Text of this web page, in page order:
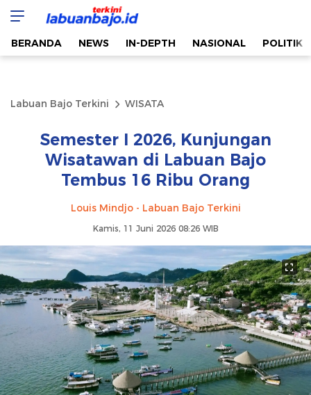
Labuan Bajo Terkini
Aktual & Berimbang
BERANDA NEWS IN-DEPTH NASIONAL POLITIK
Labuan Bajo Terkini WISATA
Semester I 2026, Kunjungan
Wisatawan di Labuan Bajo
Tembus 16 Ribu Orang
Louis Mindjo - Labuan Bajo Terkini
Kamis, 11 Juni 2026 08:26 WIB